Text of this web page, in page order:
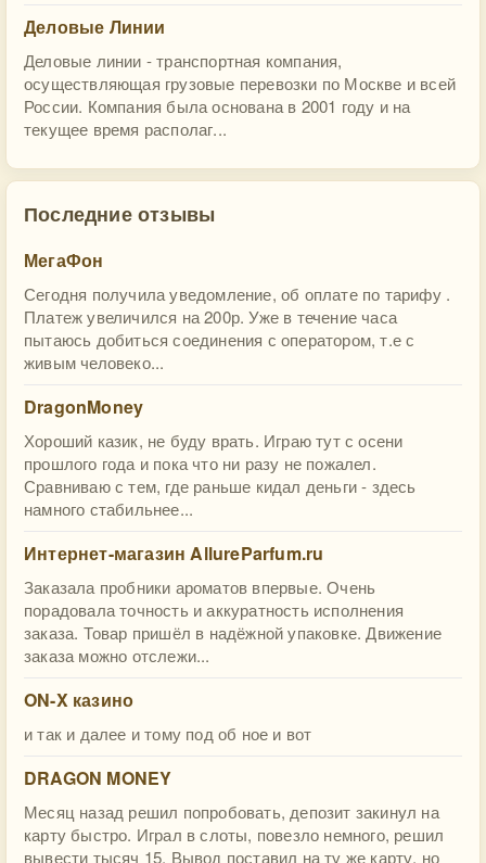
Деловые Линии
Деловые линии - транспортная компания,
осуществляющая грузовые перевозки по Москве и всей
России. Компания была основана в 2001 году и на
текущее время располаг...
Последние отзывы
МегаФон
Сегодня получила уведомление, об оплате по тарифу .
Платеж увеличился на 200р. Уже в течение часа
пытаюсь добиться соединения с оператором, т.е с
живым человеко...
DragonMoney
Хороший казик, не буду врать. Играю тут с осени
прошлого года и пока что ни разу не пожалел.
Сравниваю с тем, где раньше кидал деньги - здесь
намного стабильнее...
Интернет-магазин AllureParfum.ru
Заказала пробники ароматов впервые. Очень
порадовала точность и аккуратность исполнения
заказа. Товар пришёл в надёжной упаковке. Движение
заказа можно отслежи...
ON-X казино
и так и далее и тому под об ное и вот
DRAGON MONEY
Месяц назад решил попробовать, депозит закинул на
карту быстро. Играл в слоты, повезло немного, решил
вывести тысяч 15. Вывод поставил на ту же карту, но